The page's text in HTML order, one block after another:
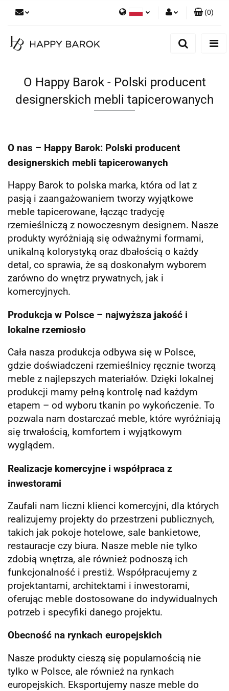
Zgody cookies
(0)
O Happy Barok - Polski producent
designerskich mebli tapicerowanych
O nas – Happy Barok: Polski producent
designerskich mebli tapicerowanych
Happy Barok to polska marka, która od lat z
pasją i zaangażowaniem tworzy wyjątkowe
meble tapicerowane, łącząc tradycję
rzemieślniczą z nowoczesnym designem. Nasze
produkty wyróżniają się odważnymi formami,
unikalną kolorystyką oraz dbałością o każdy
detal, co sprawia, że są doskonałym wyborem
zarówno do wnętrz prywatnych, jak i
komercyjnych.
Produkcja w Polsce – najwyższa jakość i
lokalne rzemiosło
Cała nasza produkcja odbywa się w Polsce,
gdzie doświadczeni rzemieślnicy ręcznie tworzą
meble z najlepszych materiałów. Dzięki lokalnej
produkcji mamy pełną kontrolę nad każdym
etapem – od wyboru tkanin po wykończenie. To
pozwala nam dostarczać meble, które wyróżniają
się trwałością, komfortem i wyjątkowym
wyglądem.
Realizacje komercyjne i współpraca z
inwestorami
Zaufali nam liczni klienci komercyjni, dla których
realizujemy projekty do przestrzeni publicznych,
takich jak pokoje hotelowe, sale bankietowe,
restauracje czy biura. Nasze meble nie tylko
zdobią wnętrza, ale również podnoszą ich
funkcjonalność i prestiż. Współpracujemy z
projektantami, architektami i inwestorami,
oferując meble dostosowane do indywidualnych
potrzeb i specyfiki danego projektu.
Obecność na rynkach europejskich
Nasze produkty cieszą się popularnością nie
tylko w Polsce, ale również na rynkach
europejskich. Eksportujemy nasze meble do